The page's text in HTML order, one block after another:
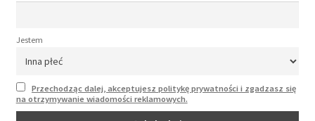
Jestem
Przechodząc dalej, akceptujesz politykę prywatności i zgadzasz się
na otrzymywanie wiadomości reklamowych.